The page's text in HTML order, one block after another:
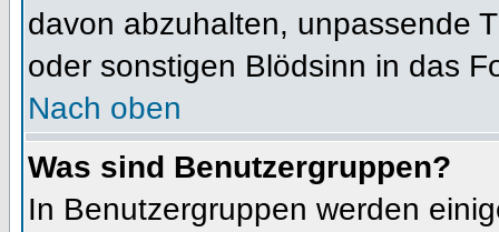
davon abzuhalten, unpassende
oder sonstigen Blödsinn in das
Nach oben
Was sind Benutzergruppen?
In Benutzergruppen werden